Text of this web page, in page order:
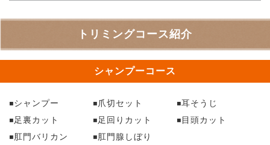
トリミングコース紹介
シャンプーコース
シャンプー 爪切セット
耳そうじ
足裏カット
足回りカット
目頭カット
肛門バリカン
肛門腺しぼり